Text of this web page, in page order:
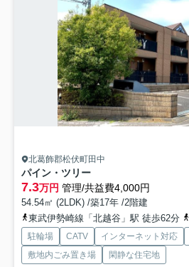
北葛飾郡松伏町田中
パイン・ツリー
7.3万円 管理/共益費4,000円
54.54㎡ (2LDK) /築17年 /2階建
東武伊勢崎線「北越谷」駅 徒歩62分
駐輪場 CATV インターネット対応
敷地内ごみ置き場
閑静な住宅地